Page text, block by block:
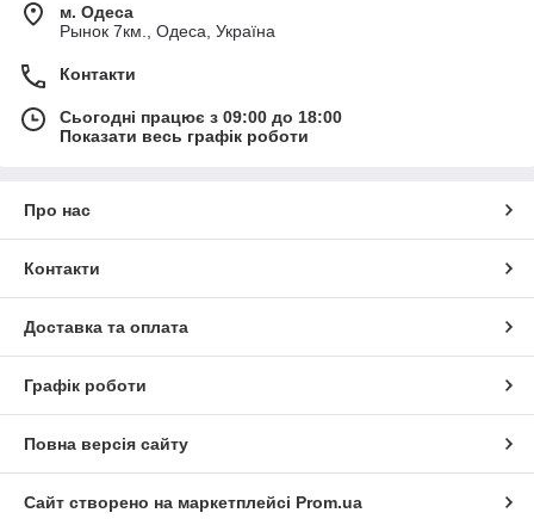
м. Одеса
Рынок 7км., Одеса, Україна
Контакти
Сьогодні працює з 09:00 до 18:00
Показати весь графік роботи
Про нас
Контакти
Доставка та оплата
Графік роботи
Повна версія сайту
Сайт створено на маркетплейсі Prom.ua